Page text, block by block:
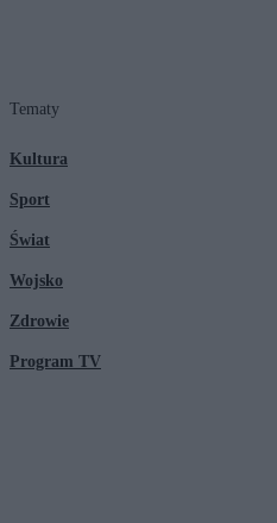
Tematy
Kultura
Sport
Świat
Wojsko
Zdrowie
Program TV